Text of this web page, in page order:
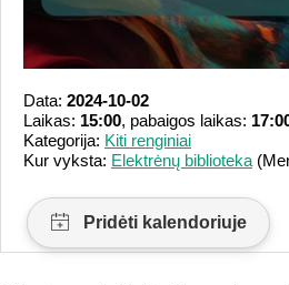
Data: 2024-10-02
Laikas: 15:00, pabaigos laikas:
Kategorija: Kiti renginiai
Kur vyksta: Elektrėnų biblioteka